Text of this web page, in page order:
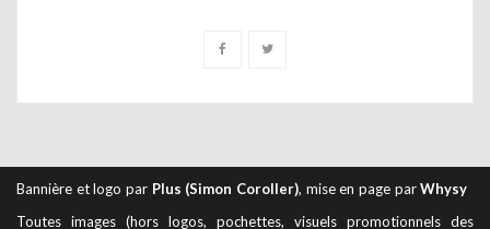
Bannière et logo par Plus (Simon Coroller), mise en page parWhysy
Toutes images (hors logos, pochettes, visuels promotionnels des